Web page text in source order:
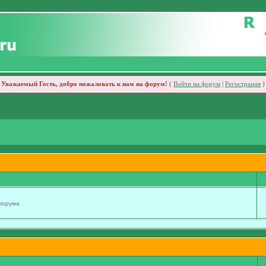
Уважаемый Гость, добро пожаловать к нам на форум! ( Войти на форум Регистрация )